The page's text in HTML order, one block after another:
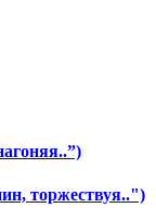
торжествуя..")